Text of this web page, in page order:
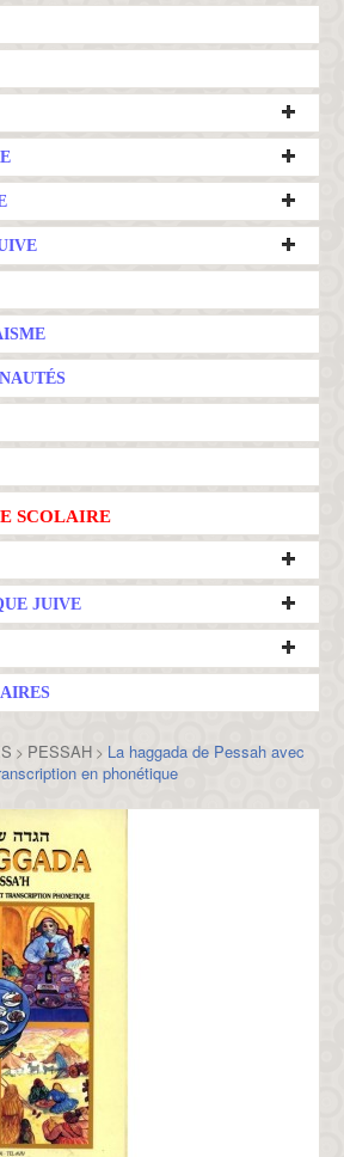
SCOLAIRE
JUIVE
> PESSAH > La haggada de Pessah avec
en phonétique